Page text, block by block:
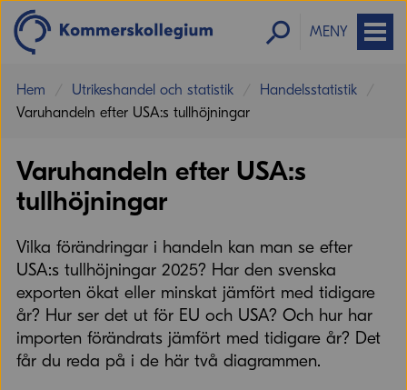
MENY
Hem Utrikeshandel och statistik
Handelsstatistik
Varuhandeln efter USA:s tullhöjningar
Varuhandeln efter USA:s
tullhöjningar
Vilka förändringar i handeln kan man se efter
USA:s tullhöjningar 2025? Har den svenska
exporten ökat eller minskat jämfört med tidigare
år? Hur ser det ut för EU och USA? Och hur har
importen förändrats jämfört med tidigare år? Det
får du reda på i de här två diagrammen.